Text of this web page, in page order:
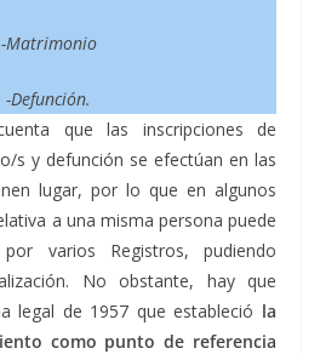
-Matrimonio
-Defunción.
que las inscripciones de
s y defunción se efectúan en las
lugar, por lo que en algunos
a una misma persona puede
varios Registros, pudiendo
No obstante, hay que
legal de 1957 que estableció la
como punto de referencia